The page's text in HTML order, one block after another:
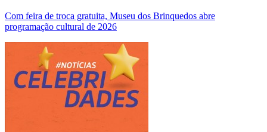
Com feira de troca gratuita, Museu dos Brinquedos abre
programação cultural de 2026